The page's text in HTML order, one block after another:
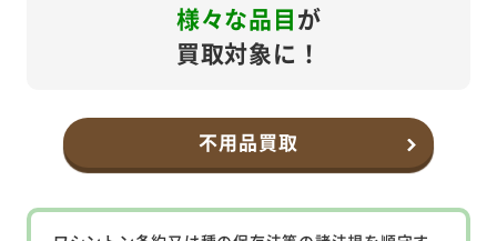
様々な品目が
買取対象に！
不用品買取